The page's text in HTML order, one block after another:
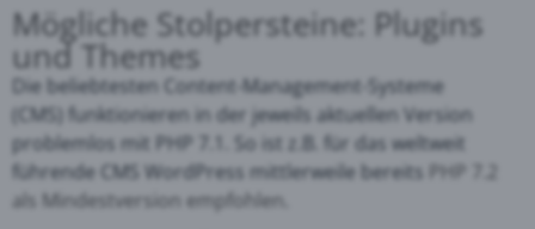
Mögliche Stolpersteine: Plugins
und Themes
Die beliebtesten Content-Management-Systeme
(CMS)
funktionieren in der jeweils aktuellen Version
problemlos mit PHP 7.1. So ist z.B. für das weltweit
führende CMS WordPress mittlerweile bereits PHP 7.2
als Mindestversion empfohlen